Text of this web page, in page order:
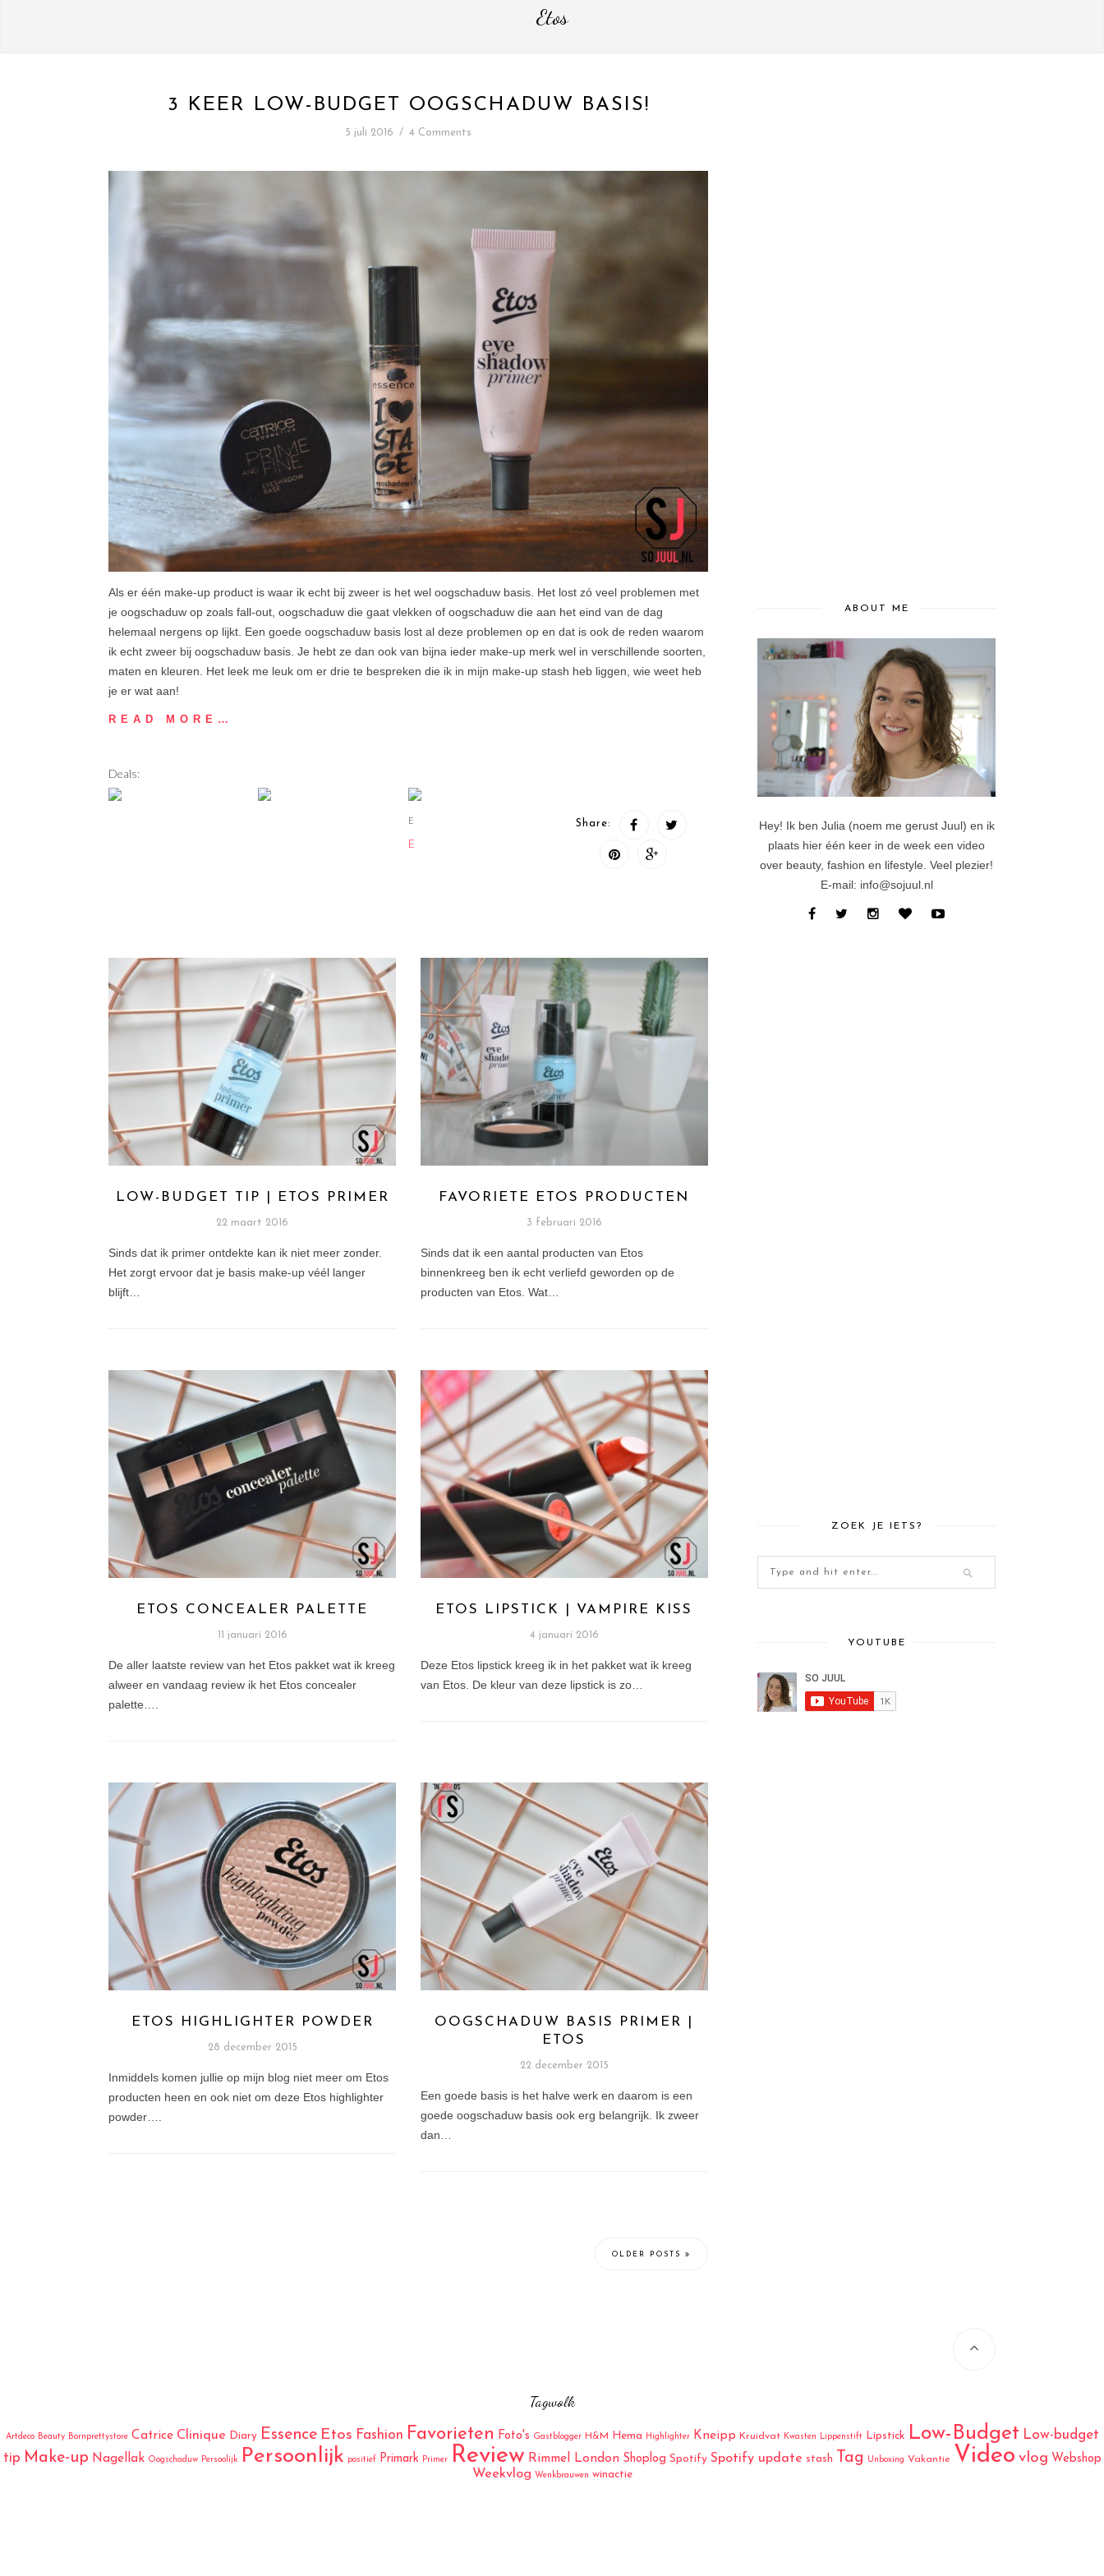
Etos
3 KEER LOW-BUDGET OOGSCHADUW BASIS!
5 juli 2016 / 4 Comments
Als er één make-up product is waar ik echt bij zweer is het wel oogschaduw basis. Het lost zó veel problemen met
je oogschaduw op zoals fall-out, oogschaduw die gaat vlekken of oogschaduw die aan het eind van de dag
helemaal nergens op lijkt. Een goede oogschaduw basis lost al deze problemen op en dat is ook de reden waarom
ik echt zweer bij oogschaduw basis. Je hebt ze dan ook van bijna ieder make-up merk wel in verschillende soorten,
maten en kleuren. Het leek me leuk om er drie te bespreken die ik in mijn make-up stash heb liggen, wie weet heb
je er wat aan!
READ MORE…
Deals:
E
E
Share:
LOW-BUDGET TIP | ETOS PRIMER
22 maart 2016
Sinds dat ik primer ontdekte kan ik niet meer zonder.
Het zorgt ervoor dat je basis make-up véél langer
blijft…
FAVORIETE ETOS PRODUCTEN
3 februari 2016
Sinds dat ik een aantal producten van Etos
binnenkreeg ben ik echt verliefd geworden op de
producten van Etos. Wat…
ETOS CONCEALER PALETTE
11 januari 2016
De aller laatste review van het Etos pakket wat ik kreeg
alweer en vandaag review ik het Etos concealer
palette….
ETOS LIPSTICK | VAMPIRE KISS
4 januari 2016
Deze Etos lipstick kreeg ik in het pakket wat ik kreeg
van Etos. De kleur van deze lipstick is zo…
ETOS HIGHLIGHTER POWDER
28 december 2015
Inmiddels komen jullie op mijn blog niet meer om Etos
producten heen en ook niet om deze Etos highlighter
powder….
OOGSCHADUW BASIS PRIMER |
ETOS
22 december 2015
Een goede basis is het halve werk en daarom is een
goede oogschaduw basis ook erg belangrijk. Ik zweer
dan…
OLDER POSTS
ABOUT ME
Hey! Ik ben Julia (noem me gerust Juul) en ik
plaats hier één keer in de week een video
over beauty, fashion en lifestyle. Veel plezier!
E-mail: info@sojuul.nl
ZOEK JE IETS?
YOUTUBE
Tagwolk
Artdeco Beauty Bornprettystore Catrice Clinique Diary Essence Etos Fashion Favorieten Foto's Gastblogger H&M Hema Highlighter Kneipp Kruidvat Kwasten Lippenstift Lipstick Low-Budget Low-budget
tip Make-up Nagellak Oogschaduw Persoolijk Persoonlijk positief Primark Primer Review Rimmel London Shoplog Spotify Spotify update stash Tag Unboxing Vakantie Video vlog Webshop
Weekvlog Wenkbrauwen winactie